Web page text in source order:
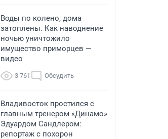
Воды по колено, дома
затоплены. Как наводнение
ночью уничтожило
имущество приморцев —
видео
3 761 Обсудить
Владивосток простился с
главным тренером «Динамо»
Эдуардом Сандлером:
репортаж с похорон